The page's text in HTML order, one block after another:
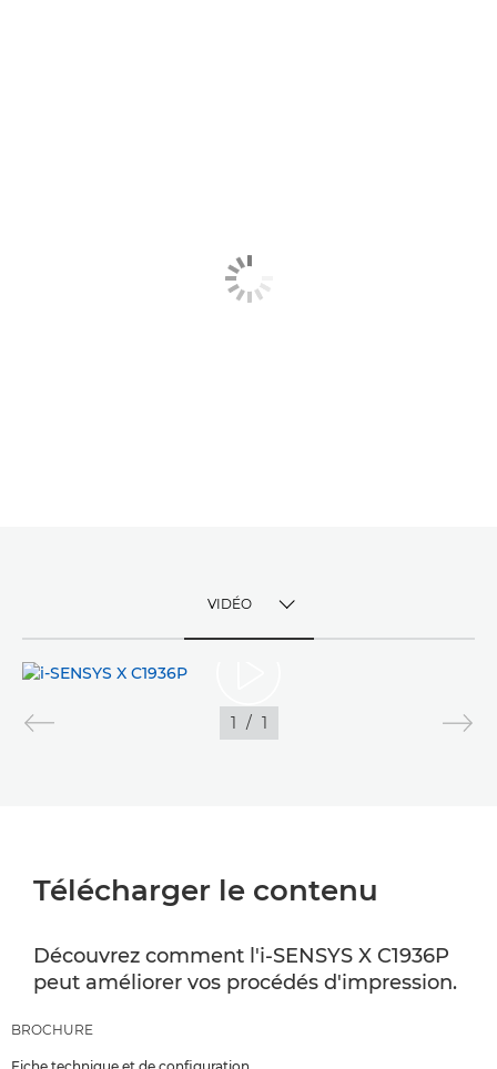
VIDÉO
GALERIE
1 / 1
Télécharger le contenu
Découvrez comment l'i-SENSYS X C1936P
peut améliorer vos procédés d'impression.
BROCHURE